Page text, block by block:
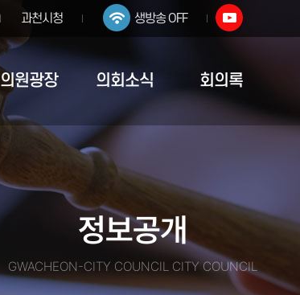
과천시청 생방송 OFF
의원광장 의회소식 회의록
정보공개
GWACHEON-CITY COUNCIL CITY COUNCIL